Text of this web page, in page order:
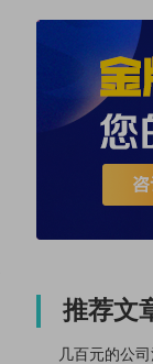
推荐文
几百元的公